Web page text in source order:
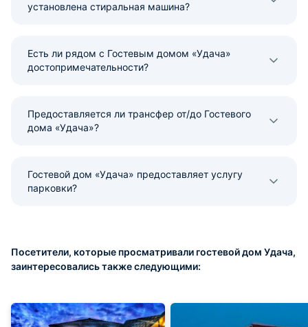
установлена стиральная машина?
Есть ли рядом с Гостевым домом «Удача»
достопримечательности?
Предоставляется ли трансфер от/до Гостевого
дома «Удача»?
Гостевой дом «Удача» предоставляет услугу
парковки?
Посетители, которые просматривали гостевой дом Удача,
заинтересовались также следующими: